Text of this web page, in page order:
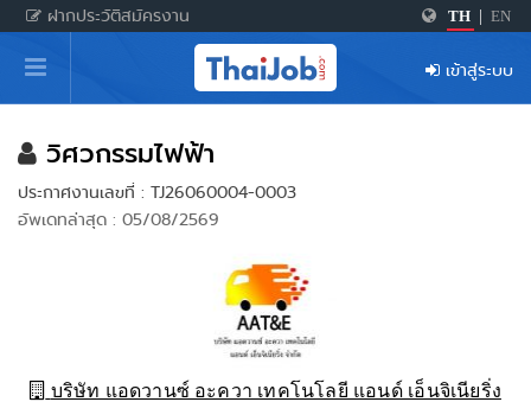
ฝากประวัติสมัครงาน TH EN
หน้าหลัก
ผู้สมัครงาน: เข้าสู่ระบบ
ฝากประวัติสมัครงาน
เกร็ดความรู้
สำหรับผู้ประกอบการ
เข้าสู่ระบบ
วิศวกรรมไฟฟ้า
ประกาศงานเลขที่ : TJ26060004-0003
อัพเดทล่าสุด : 05/08/2569
บริษัท แอดวานซ์ อะควา เทคโนโลยี แอนด์ เอ็นจิเนียริ่ง